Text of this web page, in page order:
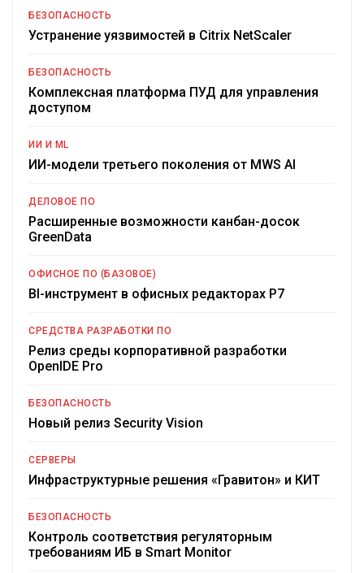
БЕЗОПАСНОСТЬ
Устранение уязвимостей в Citrix NetScaler
БЕЗОПАСНОСТЬ
Комплексная платформа ПУД для управления
доступом
ИИ И ML
ИИ-модели третьего поколения от MWS AI
ДЕЛОВОЕ ПО
Расширенные возможности канбан-досок
GreenData
ОФИСНОЕ ПО (БАЗОВОЕ)
BI-инструмент в офисных редакторах Р7
СРЕДСТВА РАЗРАБОТКИ ПО
Релиз среды корпоративной разработки
OpenIDE Pro
БЕЗОПАСНОСТЬ
Новый релиз Security Vision
СЕРВЕРЫ
Инфраструктурные решения «Гравитон» и КИТ
БЕЗОПАСНОСТЬ
Контроль соответствия регуляторным
требованиям ИБ в Smart Monitor